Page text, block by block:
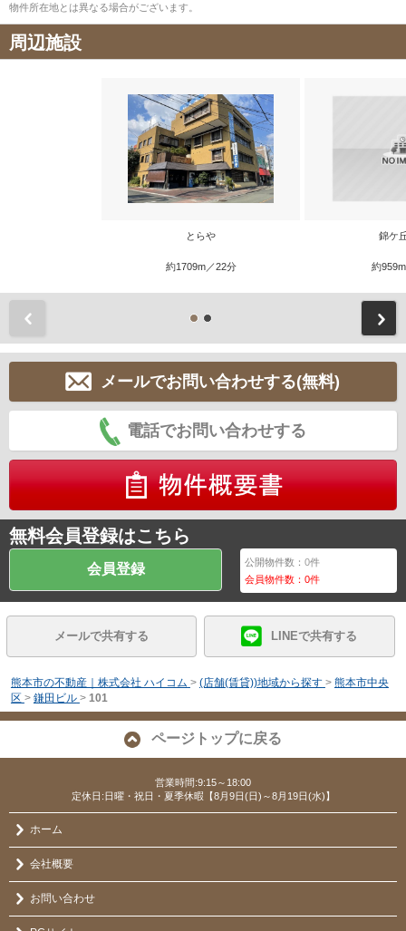
物件所在地とは異なる場合がございます。
周辺施設
とらや
約1709m／22分
錦ケ
約
メールでお問い合わせする(無料)
電話でお問い合わせする
無料会員登録はこちら
会員登録 公開物件数：0件
会員物件数：0件
メールで共有する LINEで共有する
熊本市の不動産｜株式会社 ハイコム > (店舗(賃貸))地域から探す > 熊本市中央
区 > 鎌田ビル > 101
ページトップに戻る
営業時間:9:15～18:00
定休日:日曜・祝日・夏季休暇【8月9日(日)～8月19日(水)】
ホーム
会社概要
お問い合わせ